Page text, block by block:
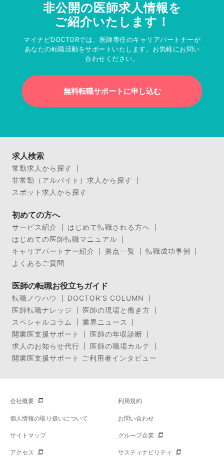
非公開の医師求人情報を
ご紹介いたします！
マイナビDOCTORでは、医師専任のキャリアパートナーが
あなたの転職活動をサポートいたします。お気軽にお問い
合わせください。
無料転職サポートに申し込む
求人検索
常勤求人から探す
非常勤（アルバイト）求人から探す
スポット求人から探す
初めての方へ
サービス紹介
はじめて転職される方へ
はじめての医師転職マニュアル
キャリアパートナー紹介
拠点一覧
転職成功事例
よくあるご質問
医師の転職お役立ちガイド
転職ノウハウ
DOCTOR’S COLUMN
医師転職ナレッジ
医師の現場と働き方
スペシャルコラム
業界ニュース
開業医支援サポート
医師の年収診断
求人のお知らせ代行
医師の職場カルテ
開業医支援サポート ご利用者インタビュー
会社概要 利用規約
個人情報の取り扱いについて お問い合わせ
サイトマップ グループ企業
アクセス サスティナビリティ